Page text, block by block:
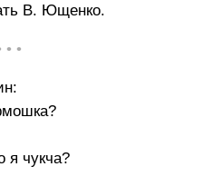
В. Ющенко.
• •
я чукча?